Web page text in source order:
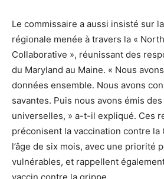
Le commissaire a aussi insisté sur
régionale menée à travers la «
Collaborative », réunissant des
du Maryland au Maine. « Nous
données ensemble. Nous avons
savantes. Puis nous avons émis
universelles, » a-t-il expliqué. Ces
préconisent la vaccination contre la
l’âge de six mois, avec une priorité
vulnérables, et rappellent